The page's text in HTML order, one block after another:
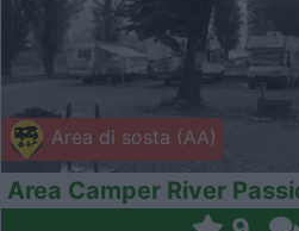
Area di sosta (AA)
Area Camper River